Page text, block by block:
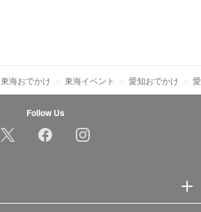
東海おでかけ 東海イベント 愛知おでかけ
Follow Us